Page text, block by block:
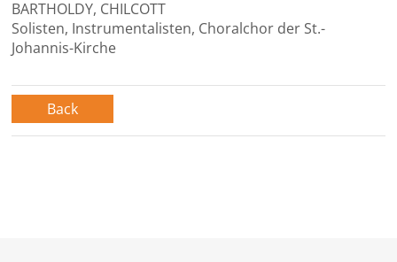
BARTHOLDY, CHILCOTT
Solisten, Instrumentalisten, Choralchor der St.-
Johannis-Kirche
Back